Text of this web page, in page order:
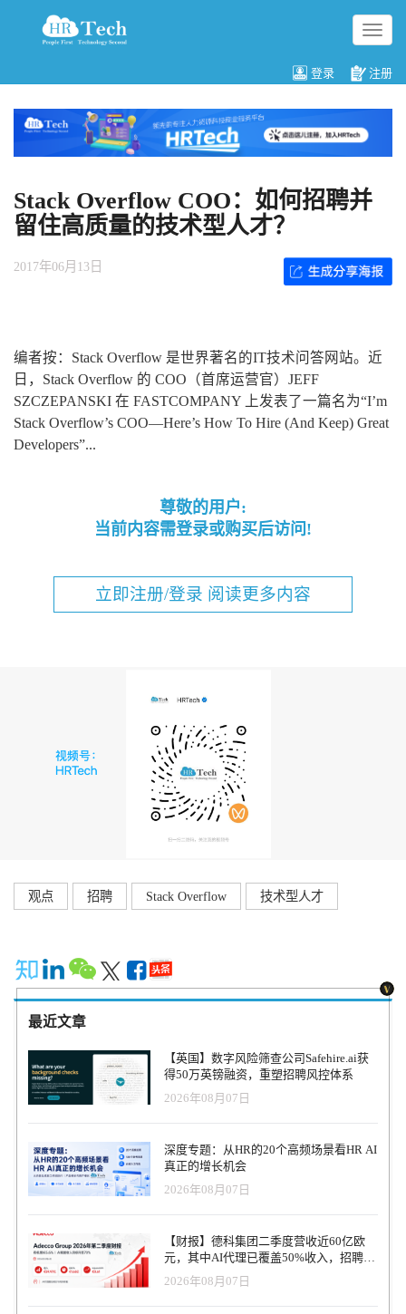
切
换
航
登录 注册
Stack Overflow COO：如何招聘并
留住高质量的技术型人才？
2017年06月13日
编者按：Stack Overflow 是世界著名的IT技术问答网站。近
日，Stack Overflow 的 COO（首席运营官）JEFF
SZCZEPANSKI 在 FASTCOMPANY 上发表了一篇名为“I’m
Stack Overflow’s COO—Here’s How To Hire (And Keep) Great
Developers”...
尊敬的用户:
当前内容需登录或购买后访问!
立即注册/登录 阅读更多内容
观点 招聘 Stack Overflow 技术型人才
最近文章
【英国】数字风险筛查公司Safehire.ai获
得50万英镑融资，重塑招聘风控体系
2026年08月07日
深度专题：从HR的20个高频场景看HR AI
真正的增长机会
2026年08月07日
【财报】德科集团二季度营收近60亿欧
元，其中AI代理已覆盖50%收入，招聘服
务进入运营重构阶段
2026年08月07日